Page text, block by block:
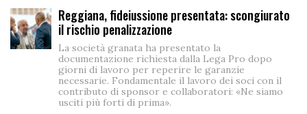
Reggiana, fideiussione presentata: scongiurato
il rischio penalizzazione
La società granata ha presentato la
documentazione richiesta dalla Lega Pro dopo
giorni di lavoro per reperire le garanzie
necessarie. Fondamentale il lavoro dei soci con il
contributo di sponsor e collaboratori: «Ne siamo
usciti più forti di prima».